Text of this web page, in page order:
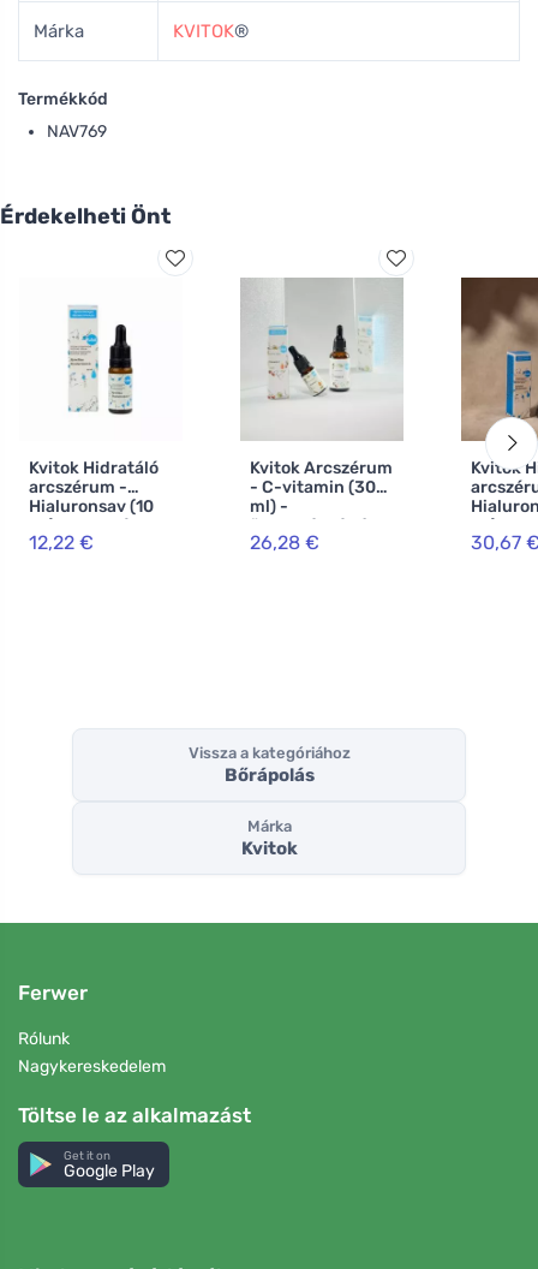
Márka KVITOK®
Termékkód
NAV769
Érdekelheti Önt
Kvitok Hidratáló
arcszérum -
Hialuronsav (10
ml) - Intenzív
hidratálás
12,22 €
Kvitok Arcszérum
- C-vitamin (30
ml) -
öregedésgátló
hatása
26,28 €
Kvitok
ml) -
30,67
Vissza a kategóriához
Bőrápolás
Márka
Kvitok
Ferwer
Rólunk
Nagykereskedelem
Töltse le az alkalmazást
Get it on
Google Play